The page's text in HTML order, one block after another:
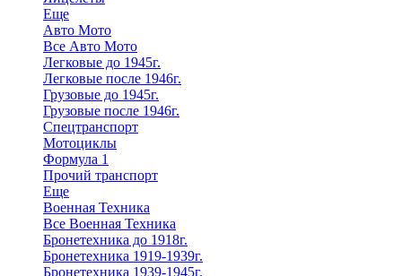
Еще
Авто Мото
Все Авто Мото
Легковые до 1945г.
Легковые после 1946г.
Грузовые до 1945г.
Грузовые после 1946г.
Спецтранспорт
Мотоциклы
Формула 1
Прочий транспорт
Еще
Военная Техника
Все Военная Техника
Бронетехника до 1918г.
Бронетехника 1919-1939г.
Бронетехника 1939-1945г.